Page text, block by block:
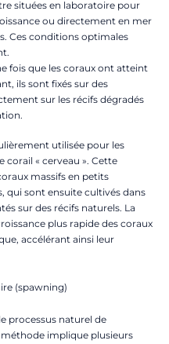
situées en laboratoire pour
ou directement en mer
Ces conditions optimales
fois que les coraux ont atteint
ils sont fixés sur des
sur les récifs dégradés
utilisée pour les
corail « cerveau ». Cette
massifs en petits
qui sont ensuite cultivés dans
sur des récifs naturels. La
plus rapide des coraux
accélérant ainsi leur
(spawning)
processus naturel de
implique plusieurs